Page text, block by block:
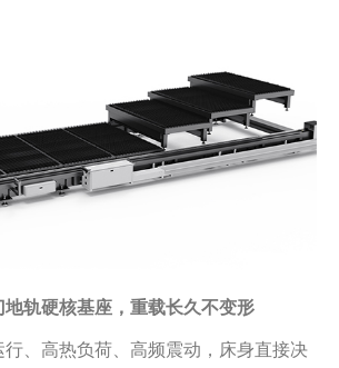
轨硬核基座，重载长久不变形
、高热负荷、高频震动，床身直接决